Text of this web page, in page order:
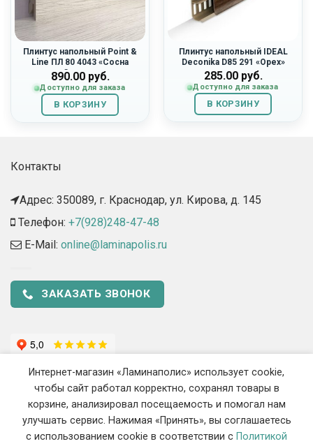
Плинтус напольный Point &
Line ПЛ 80 4043 «Сосна
Скания»
890.00руб.
Доступно для заказа
В КОРЗИНУ
Плинтус напольный IDEAL
Deconika D85 291 «Орех»
285.00руб.
Доступно для заказа
В КОРЗИНУ
Контакты
Адрес: 350089, г. Краснодар, ул. Кирова, д. 145​
Телефон: +7(928)248-47-48
E-Mail: online@laminapolis.ru
ЗАКАЗАТЬ ЗВОНОК
2018 - 2026 ©«Ламинаполис» — Интернет-магазин напольных
Интернет-магазин «Ламинаполис» использует cookie,
чтобы сайт работал корректно, сохранял товары в
корзине, анализировал посещаемость и помогал нам
улучшать сервис. Нажимая «Принять», вы соглашаетесь
с использованием cookie в соответствии с Политикой